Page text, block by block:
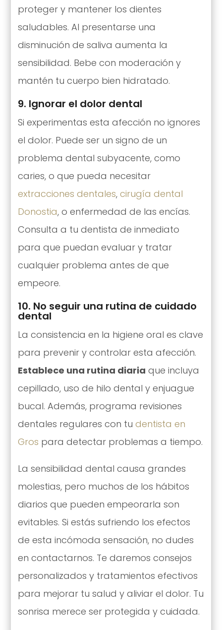
proteger y mantener los dientes
saludables. Al presentarse una
disminución de saliva aumenta la
sensibilidad. Bebe con moderación y
mantén tu cuerpo bien hidratado.
9. Ignorar el dolor dental
Si experimentas esta afección no ignores
el dolor. Puede ser un signo de un
problema dental subyacente, como
caries, o que pueda necesitar
extracciones dentales, cirugía dental
Donostia, o enfermedad de las encías.
Consulta a tu dentista de inmediato
para que puedan evaluar y tratar
cualquier problema antes de que
empeore.
10. No seguir una rutina de cuidado
dental
La consistencia en la higiene oral es clave
para prevenir y controlar esta afección.
Establece una rutina diaria que incluya
cepillado, uso de hilo dental y enjuague
bucal. Además, programa revisiones
dentales regulares con tu dentista en
Gros para detectar problemas a tiempo.
La sensibilidad dental causa grandes
molestias, pero muchos de los hábitos
diarios que pueden empeorarla son
evitables. Si estás sufriendo los efectos
de esta incómoda sensación, no dudes
en contactarnos. Te daremos consejos
personalizados y tratamientos efectivos
para mejorar tu salud y aliviar el dolor. Tu
sonrisa merece ser protegida y cuidada.